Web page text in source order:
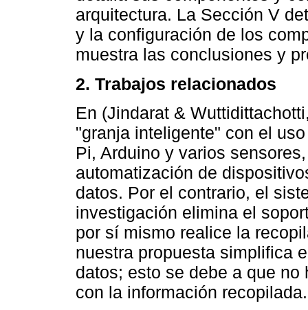
arquitectura. La Sección V
y la configuración de los
muestra las conclusiones y
2. Trabajos relacionados
En (Jindarat &
"granja inteligente" con el
Pi, Arduino y varios
automatización de
datos. Por el contrario, el
investigación elimina el
por sí mismo realice la
nuestra propuesta simplifica
datos; esto se debe a que
con la información recopilada.